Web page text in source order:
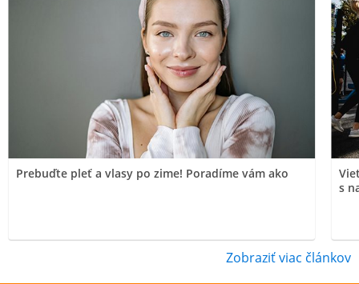
Prebuďte pleť a vlasy po zime! Poradíme vám ako
s
Zobraziť viac článkov